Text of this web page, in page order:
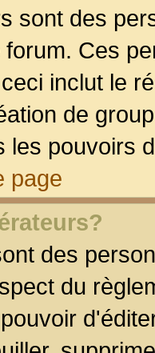
sont des
Ces
inclut le
de
les pouvoirs
page
des
du